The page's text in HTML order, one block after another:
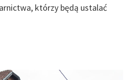
którzy będą ustalać